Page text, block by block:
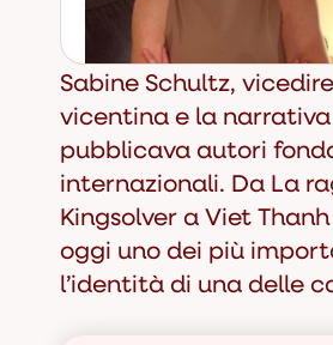
Sabine Schultz,
vicentina e la
pubblicava autori
internazionali. Da La
Kingsolver a Viet
oggi uno dei più
l’identità di una delle